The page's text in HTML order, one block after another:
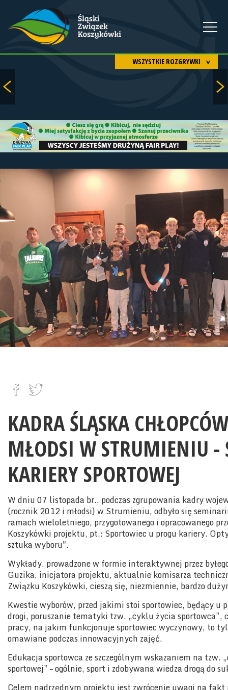
WSZYSTKIE ROZGRYWKI
KADRA ŚLĄSKA
MŁODSI W STRUMIENIU -
KARIERY SPORTOWEJ
W dniu 07 listopada br., podczas zgrupowania kadry
(rocznik 2012 i młodsi) w Strumieniu, odbyło się
ramach wieloletniego, przygotowanego i opracowanego
Koszykówki projektu, pt.: Sportowiec u progu kariery.
sztuka wyboru".
Wykłady, prowadzone w formie interaktywnej przez
Guzika, inicjatora projektu, aktualnie komisarza
Związku Koszykówki, cieszą się, niezmiennie, bardzo
Kwestie wyborów, przed jakimi stoi sportowiec, będący u
drogi, poruszanie tematyki tzw. „cyklu życia sportowca”,
pracy, na jakim funkcjonuje sportowiec wyczynowy, to
omawiane podczas innowacyjnych zajęć.
Edukacja sportowca ze szczególnym wskazaniem na tzw.
sportowej” – ogólnie, sport i zdobywana wiedza drogą do
Celem nadrzędnym projektu jest zwrócenie uwagi na fakt